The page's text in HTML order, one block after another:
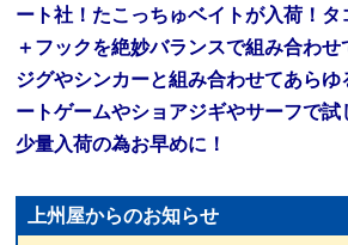
ート社！たこっちゅベイトが入荷！タ
＋フックを絶妙バランスで組み合わ
ジグやシンカーと組み合わせてあら
ートゲームやショアジギやサーフで試
少量入荷の為お早めに！
上州屋からのお知らせ